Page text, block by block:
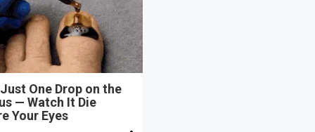
One Drop on the
— Watch It Die
Your Eyes